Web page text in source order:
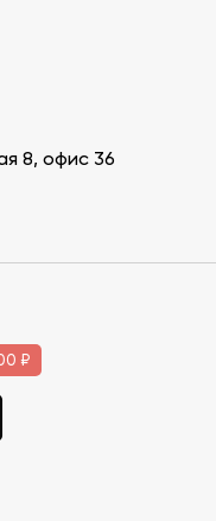
8, офис 36
₽